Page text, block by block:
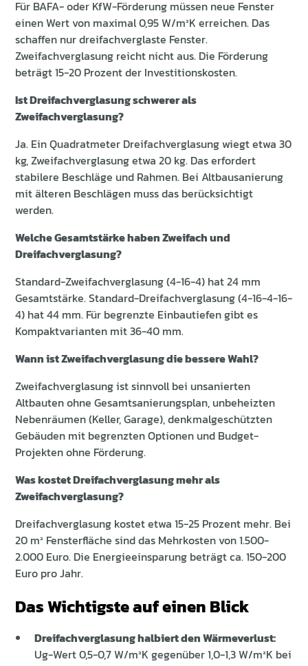
Für BAFA- oder KfW-Förderung müssen neue Fenster
einen Wert von maximal 0,95 W/m²K erreichen. Das
schaffen nur dreifachverglaste Fenster.
Zweifachverglasung reicht nicht aus. Die Förderung
beträgt 15-20 Prozent der Investitionskosten.
Ist Dreifachverglasung schwerer als
Zweifachverglasung?
Ja. Ein Quadratmeter Dreifachverglasung wiegt etwa 30
kg, Zweifachverglasung etwa 20 kg. Das erfordert
stabilere Beschläge und Rahmen. Bei Altbausanierung
mit älteren Beschlägen muss das berücksichtigt
werden.
Welche Gesamtstärke haben Zweifach und
Dreifachverglasung?
Standard-Zweifachverglasung (4-16-4) hat 24 mm
Gesamtstärke. Standard-Dreifachverglasung (4-16-4-16-
4) hat 44 mm. Für begrenzte Einbautiefen gibt es
Kompaktvarianten mit 36-40 mm.
Wann ist Zweifachverglasung die bessere Wahl?
Zweifachverglasung ist sinnvoll bei unsanierten
Altbauten ohne Gesamtsanierungsplan, unbeheizten
Nebenräumen (Keller, Garage), denkmalgeschützten
Gebäuden mit begrenzten Optionen und Budget-
Projekten ohne Förderung.
Was kostet Dreifachverglasung mehr als
Zweifachverglasung?
Dreifachverglasung kostet etwa 15-25 Prozent mehr. Bei
20 m² Fensterfläche sind das Mehrkosten von 1.500-
2.000 Euro. Die Energieeinsparung beträgt ca. 150-200
Euro pro Jahr.
Das Wichtigste auf einen Blick
Dreifachverglasung halbiert den Wärmeverlust:
Ug-Wert 0,5-0,7 W/m²K gegenüber 1,0-1,3 W/m²K bei